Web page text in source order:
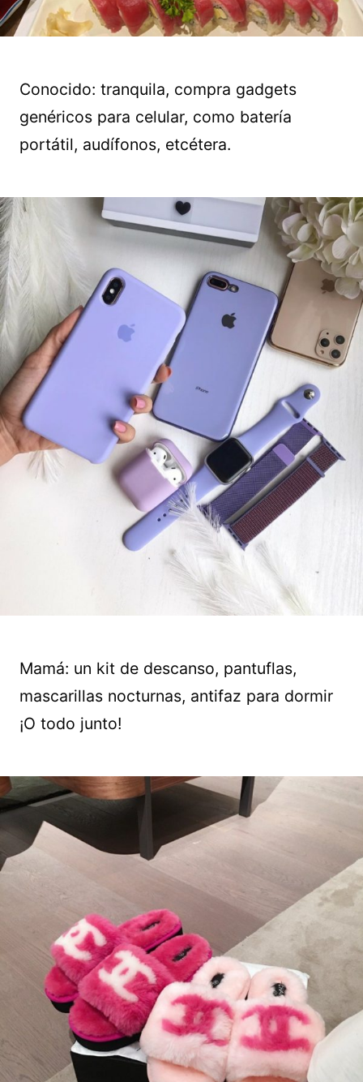
Conocido: tranquila, compra gadgets
genéricos para celular, como batería
portátil, audífonos, etcétera.
Mamá: un kit de descanso, pantuflas,
mascarillas nocturnas, antifaz para dormir
¡O todo junto!